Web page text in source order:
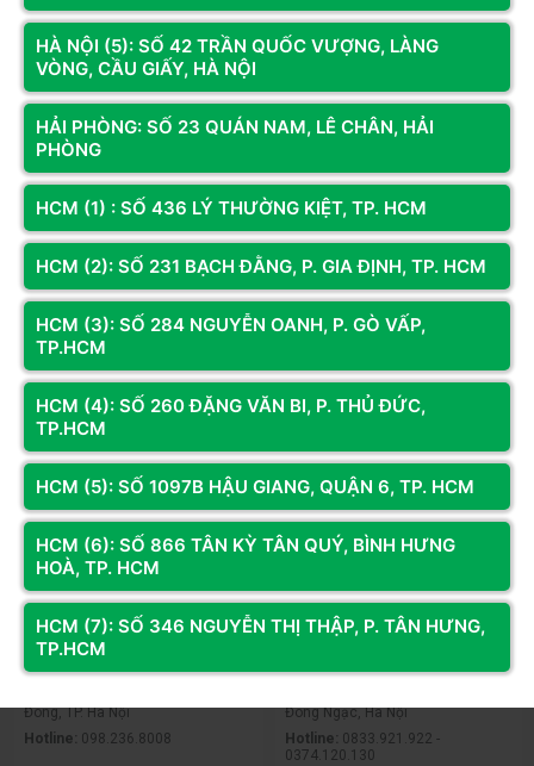
Mã SP: 13400FB
Cpu Intel Core I5-13400F (Up To
4.60GHz, 10 Nhân 16 Luồng,20MB
Cache, Raptor Lake, LGA1700)
4.650.000đ
Còn hàng Thêm vào giỏ
Kết nối với chúng tôi để nhận thông tin khuyến mãi từ Hoàng
Long Computer
HỆ THỐNG CỬA HÀNG
CƠ SỞ
Đông, TP. Hà Nội
Hotline: 098.236.8008
CƠ SỞ 3
Đông Ngạc, Hà Nội
Hotline: 0833.921.922 -
0374.120.130
HÀ NỘI (5): SỐ 42 TRẦN QUỐC VƯỢNG, LÀNG
VÒNG, CẦU GIẤY, HÀ NỘI
HẢI PHÒNG: SỐ 23 QUÁN NAM, LÊ CHÂN, HẢI
PHÒNG
HCM (1) : SỐ 436 LÝ THƯỜNG KIỆT, TP. HCM
HCM (2): SỐ 231 BẠCH ĐẰNG, P. GIA ĐỊNH, TP. HCM
HCM (3): SỐ 284 NGUYỄN OANH, P. GÒ VẤP,
TP.HCM
HCM (4): SỐ 260 ĐẶNG VĂN BI, P. THỦ ĐỨC,
TP.HCM
HCM (5): SỐ 1097B HẬU GIANG, QUẬN 6, TP. HCM
HCM (6): SỐ 866 TÂN KỲ TÂN QUÝ, BÌNH HƯNG
HOÀ, TP. HCM
HCM (7): SỐ 346 NGUYỄN THỊ THẬP, P. TÂN HƯNG,
TP.HCM